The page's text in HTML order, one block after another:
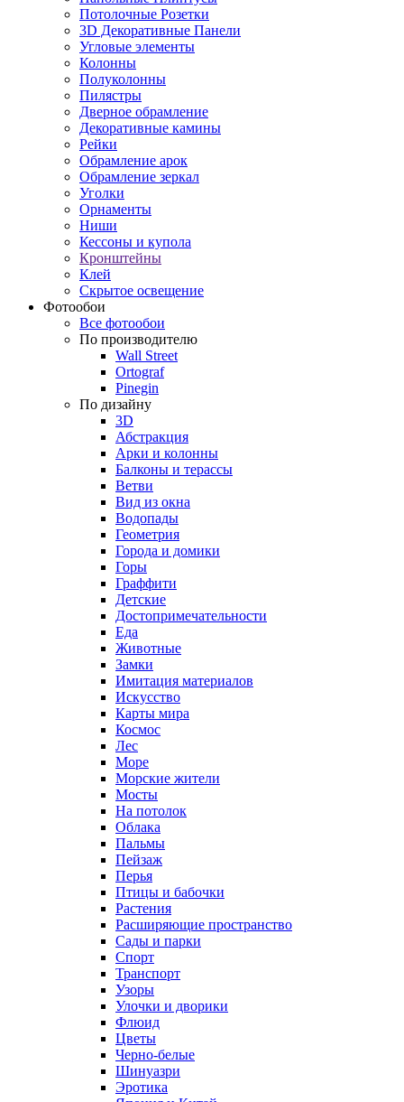
Потолочные Розетки
3D Декоративные Панели
Угловые элементы
Колонны
Полуколонны
Пилястры
Дверное обрамление
Декоративные камины
Рейки
Обрамление арок
Обрамление зеркал
Уголки
Орнаменты
Ниши
Кессоны и купола
Кронштейны
Клей
Скрытое освещение
Фотообои
Все фотообои
По производителю
Wall Street
Ortograf
Pinegin
По дизайну
3D
Абстракция
Арки и колонны
Балконы и терассы
Ветви
Вид из окна
Водопады
Геометрия
Города и домики
Горы
Граффити
Детские
Достопримечательности
Еда
Животные
Замки
Имитация материалов
Искусство
Карты мира
Космос
Лес
Море
Морские жители
Мосты
На потолок
Облака
Пальмы
Пейзаж
Перья
Птицы и бабочки
Растения
Расширяющие пространство
Сады и парки
Спорт
Транспорт
Узоры
Улочки и дворики
Флюид
Цветы
Черно-белые
Шинуазри
Эротика